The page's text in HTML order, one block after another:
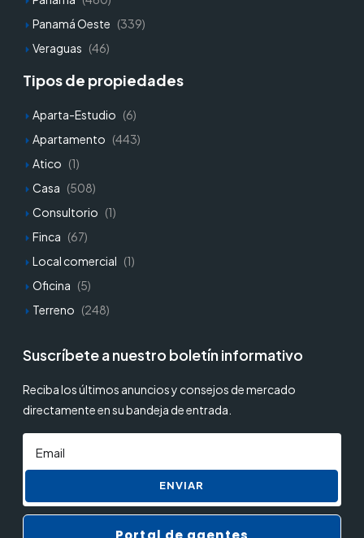
Panamá Oeste (339)
Veraguas (46)
Tipos de propiedades
Aparta-Estudio (6)
Apartamento (443)
Atico (1)
Casa (508)
Consultorio (1)
Finca (67)
Local comercial (1)
Oficina (5)
Terreno (248)
Suscríbete a nuestro boletín informativo
Reciba los últimos anuncios y consejos de mercado
directamente en su bandeja de entrada.
ENVIAR